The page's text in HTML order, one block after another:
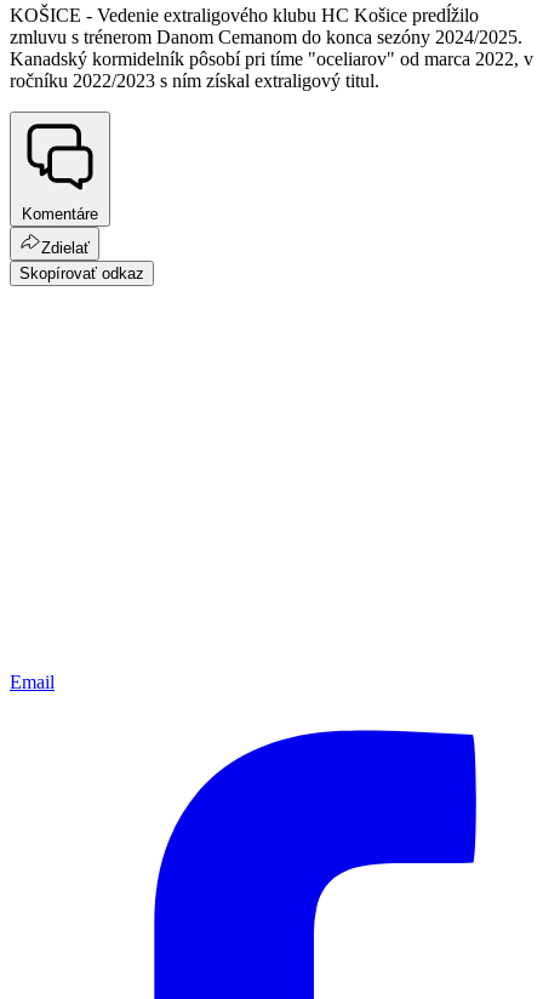
KOŠICE - Vedenie extraligového klubu HC Košice predĺžilo
zmluvu s trénerom Danom Cemanom do konca sezóny 2024/2025.
Kanadský kormidelník pôsobí pri tíme "oceliarov" od marca 2022, v
ročníku 2022/2023 s ním získal extraligový titul.
Komentáre
Zdielať
Skopírovať odkaz
Email